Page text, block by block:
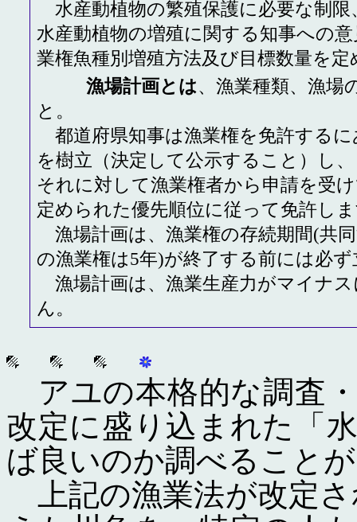
水産動植物の繁殖保護に必要な制限
水産動植物の増殖に関する知事への
業権魚種別増殖方法及び目標数量を
漁場計画とは、漁業種類、漁場
と。
都道府県知事は漁業権を免許する
を樹立（決定して公示すること）し、
それに対して漁業権者から申請を受
定められた優先順位に従って免許し
漁場計画は、漁業権の存続期間(共
の漁業権は5年)が終了する前には必
漁場計画は、漁業生産力がマイナ
ん。
アユの本格的な調査
改定に盛り込まれた
「
ば良いのか調べること
上記の漁業法が改定さ